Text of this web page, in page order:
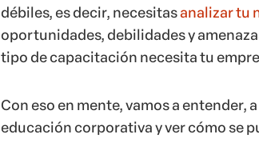
débiles, es decir, necesitasanalizar tu
oportunidades, debilidades y
tipo de capacitación necesita tu
Con eso en mente, vamos a entender,
educación corporativa y ver cómo se